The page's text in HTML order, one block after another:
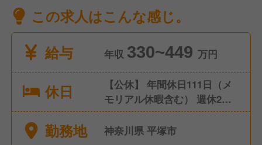
この求人はこんな感じ。
給与
年収 330~449 万円
休日
【公休】 年間休日111日（メ
モリアル休暇含む） 週休2日
制 ※シフトにより連休取得も
可能です。 【有給休暇】 年
勤務地 神奈川県 平塚市